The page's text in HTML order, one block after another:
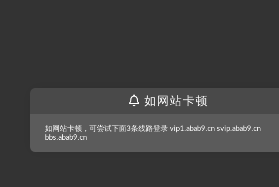
如网站卡顿
如网站卡顿，可尝试下面3条线路登录 vip1.abab9.cn svip.abab9.cn
bbs.abab9.cn